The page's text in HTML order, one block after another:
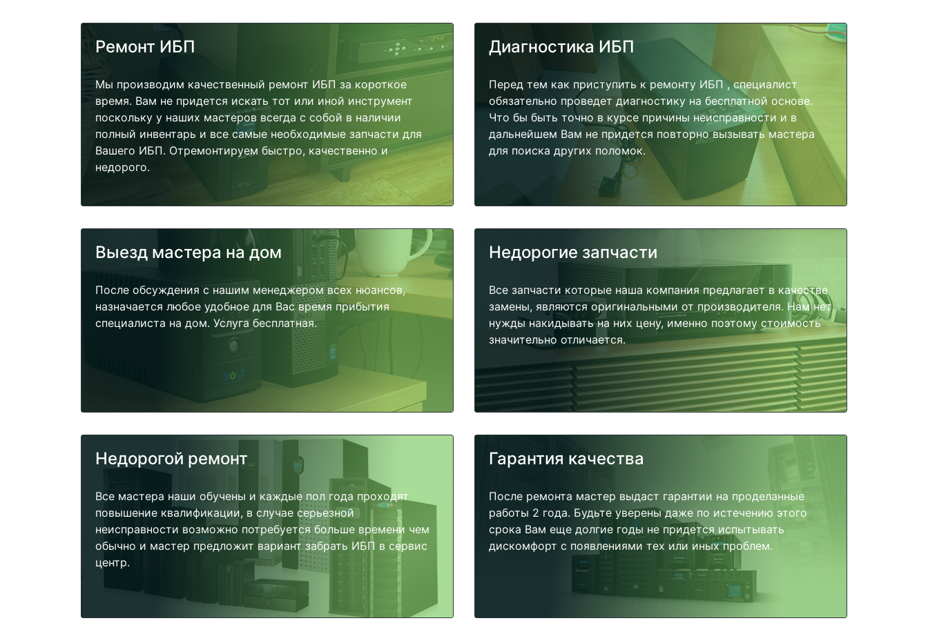
Ремонт ИБП
Мы производим качественный ремонт ИБП за короткое
время. Вам не придется искать тот или иной инструмент
поскольку у наших мастеров всегда с собой в наличии
полный инвентарь и все самые необходимые запчасти для
Вашего ИБП. Отремонтируем быстро, качественно и
недорого.
Диагностика ИБП
Перед тем как приступить к ремонту ИБП , специалист
обязательно проведет диагностику на бесплатной основе.
Что бы быть точно в курсе причины неисправности и в
дальнейшем Вам не придется повторно вызывать мастера
для поиска других поломок.
Выезд мастера на дом
После обсуждения с нашим менеджером всех нюансов,
назначается любое удобное для Вас время прибытия
специалиста на дом. Услуга бесплатная.
Недорогие запчасти
Все запчасти которые наша компания предлагает в качестве
замены, являются оригинальными от производителя. Нам нет
нужды накидывать на них цену, именно поэтому стоимость
значительно отличается.
Недорогой ремонт
Все мастера наши обучены и каждые пол года проходят
повышение квалификации, в случае серьезной
неисправности возможно потребуется больше времени чем
обычно и мастер предложит вариант забрать ИБП в сервис
центр.
Гарантия качества
После ремонта мастер выдаст гарантии на проделанные
работы 2 года. Будьте уверены даже по истечению этого
срока Вам еще долгие годы не придется испытывать
дискомфорт с появлениями тех или иных проблем.